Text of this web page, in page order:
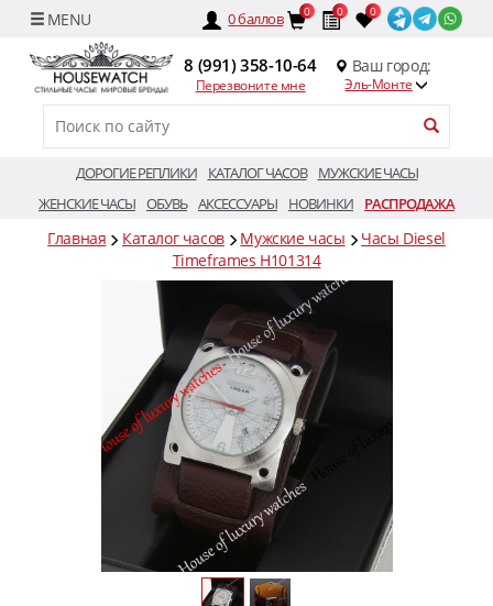
0баллов 0 0 0
8 (991) 358-10-64
Перезвоните мне
Ваш город:
Эль-Монте
ДОРОГИЕ РЕПЛИКИ КАТАЛОГ ЧАСОВ
МУЖСКИЕ ЧАСЫ
ЖЕНСКИЕ ЧАСЫ ОБУВЬ АКСЕССУАРЫ НОВИНКИ РАСПРОДАЖА
Главная Каталог часов Мужские часы
Часы Diesel
Timeframes H101314